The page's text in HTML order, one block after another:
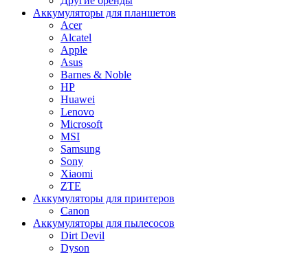
Аккумуляторы для планшетов
Acer
Alcatel
Apple
Asus
Barnes & Noble
HP
Huawei
Lenovo
Microsoft
MSI
Samsung
Sony
Xiaomi
ZTE
Аккумуляторы для принтеров
Canon
Аккумуляторы для пылесосов
Dirt Devil
Dyson